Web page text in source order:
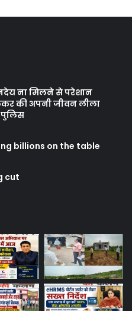
ना मिलने से परेशान
की अपनी जीवन लीला
पुलिस
billions on the table
cut